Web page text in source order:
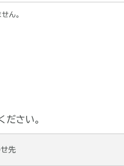
ん。
ださい。
先